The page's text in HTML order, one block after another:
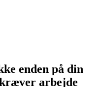
enden på din
arbejde